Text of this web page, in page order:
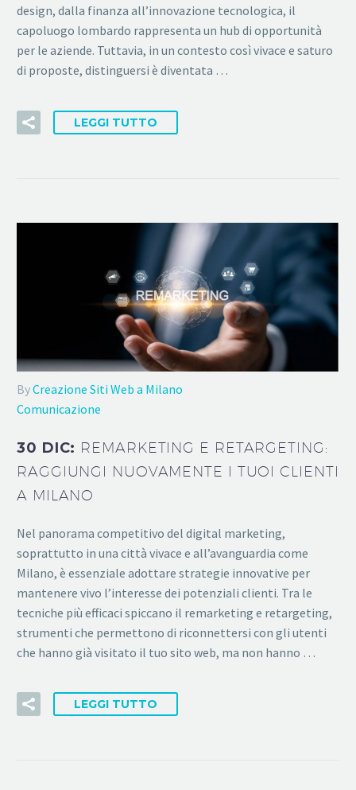
design, dalla finanza all’innovazione tecnologica, il
capoluogo lombardo rappresenta un hub di opportunità
per le aziende. Tuttavia, in un contesto così vivace e saturo
di proposte, distinguersi è diventata …
LEGGI TUTTO
ByCreazione Siti Web a Milano
Comunicazione
30 DIC: REMARKETING E RETARGETING:
RAGGIUNGI NUOVAMENTE I TUOI CLIENTI
A MILANO
Nel panorama competitivo del digital marketing,
soprattutto in una città vivace e all’avanguardia come
Milano, è essenziale adottare strategie innovative per
mantenere vivo l’interesse dei potenziali clienti. Tra le
tecniche più efficaci spiccano il remarketing e retargeting,
strumenti che permettono di riconnettersi con gli utenti
che hanno già visitato il tuo sito web, ma non hanno …
LEGGI TUTTO